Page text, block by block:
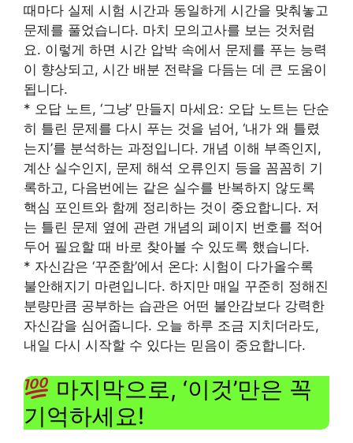
때마다 실제 시험 시간과 동일하게 시간을 맞춰놓고
문제를 풀었습니다. 마치 모의고사를 보는 것처럼
요. 이렇게 하면 시간 압박 속에서 문제를 푸는 능력
이 향상되고, 시간 배분 전략을 다듬는 데 큰 도움이
됩니다.
* 오답 노트, ‘그냥’ 만들지 마세요: 오답 노트는 단순
히 틀린 문제를 다시 푸는 것을 넘어, ‘내가 왜 틀렸
는지’를 분석하는 과정입니다. 개념 이해 부족인지,
계산 실수인지, 문제 해석 오류인지 등을 꼼꼼히 기
록하고, 다음번에는 같은 실수를 반복하지 않도록
핵심 포인트와 함께 정리하는 것이 중요합니다. 저
는 틀린 문제 옆에 관련 개념의 페이지 번호를 적어
두어 필요할 때 바로 찾아볼 수 있도록 했습니다.
* 자신감은 ‘꾸준함’에서 온다: 시험이 다가올수록
불안해지기 마련입니다. 하지만 매일 꾸준히 정해진
분량만큼 공부하는 습관은 어떤 불안감보다 강력한
자신감을 심어줍니다. 오늘 하루 조금 지치더라도,
내일 다시 시작할 수 있다는 믿음이 중요합니다.
마지막으로, ‘이것’만은 꼭
기억하세요!